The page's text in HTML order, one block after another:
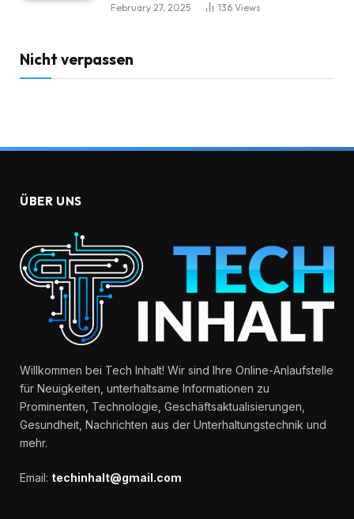
February 27, 2025 136 Views
Nicht verpassen
ÜBER UNS
Willkommen bei Tech Inhalt! Wir sind Ihre Online-Anlaufstelle
für Neuigkeiten, unterhaltsame Informationen zu
Prominenten, Technologie, Geschäftsaktualisierungen,
Gesundheit, Nachrichten aus der Unterhaltungstechnik und
mehr.
Email: techinhalt@gmail.com